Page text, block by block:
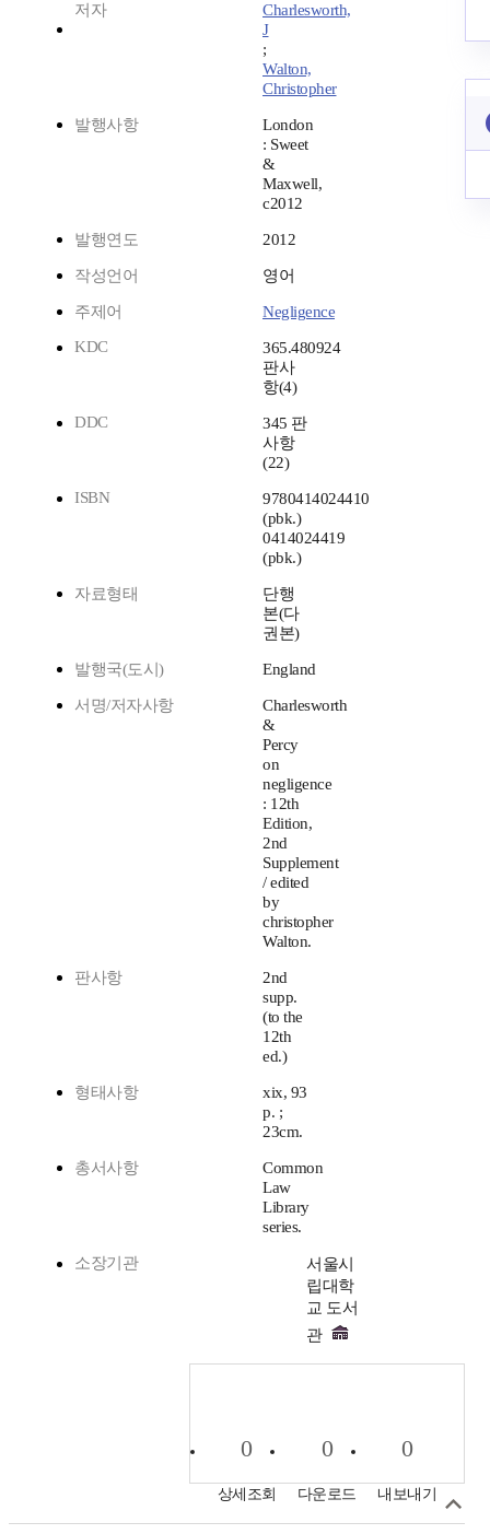
저자
Charlesworth,
J
;
Walton,
Christopher
발행사항
London
: Sweet
&
Maxwell,
c2012
발행연도 2012
작성언어 영어
주제어
Negligence
KDC
365.480924
판사
항(4)
DDC
345 판
사항
(22)
ISBN
9780414024410
(pbk.)
0414024419
(pbk.)
자료형태
단행
본(다
권본)
발행국(도시) England
서명/저자사항
Charlesworth
&
Percy
on
negligence
: 12th
Edition,
2nd
Supplement
/ edited
by
christopher
Walton.
판사항
2nd
supp.
(to the
12th
ed.)
형태사항
xix, 93
p. ;
23cm.
총서사항
Common
Law
Library
series.
소장기관
서울시
립대학
교 도서
관
0
상세조회
0
다운로드
0
내보내기